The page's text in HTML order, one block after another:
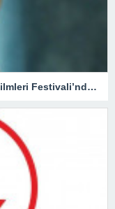
26. Uçan Süpürge Uluslararası Kadın Filmleri Festivali’nde ödül alacak isimler açıklandı